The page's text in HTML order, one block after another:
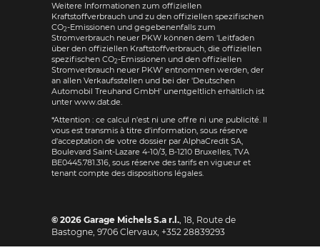
Weitere Informationen zum offiziellen
Kraftstoffverbrauch und zu den offiziellen spezifischen
CO2-Emissionen und gegebenenfalls zum
Stromverbrauch neuer PKW können dem 'Leitfaden
über den offiziellen Kraftstoffverbrauch, die offiziellen
spezifischen CO2-Emissionen und den offiziellen
Stromverbrauch neuer PKW' entnommen werden, der
an allen Verkaufsstellen und bei der 'Deutschen
Automobil Treuhand GmbH' unentgeltlich erhältlich ist
unter www.dat.de.
*Attention : ce calcul n'est ni une offre ni une publicité. Il
vous est transmis à titre d'information, sous réserve
d'acceptation de votre dossier par AlphaCredit SA,
Boulevard Saint-Lazare 4-10/3, B-1210 Bruxelles, TVA
BE0445.781.316, sous réserve des tarifs en vigueur et
tenant compte des dispositions légales.
© 2026 Garage Michels S.a r.l. 18, Route de
Bastogne 9706 Clervaux, +352 28839293